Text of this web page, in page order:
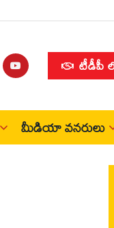
టీడీపీ
మీడియా వనరులు